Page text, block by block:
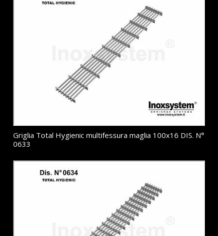
Griglia Total Hygienic multifessura maglia 100x16 DIS. N°
0633